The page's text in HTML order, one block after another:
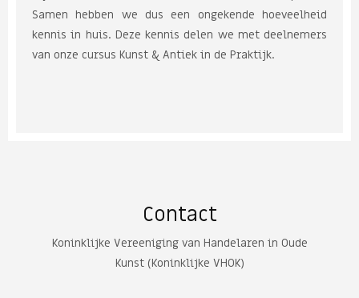
Samen hebben we dus een ongekende hoeveelheid
kennis in huis. Deze kennis delen we met deelnemers
van onze cursus Kunst & Antiek in de Praktijk.
Contact
Koninklijke Vereeniging van Handelaren in Oude
Kunst (Koninklijke VHOK)